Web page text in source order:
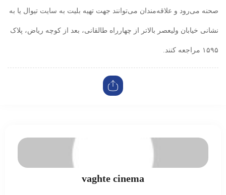
صحنه می‌رود و علاقه‌مندان می‌توانند جهت تهیه بلیت به سایت تیوال یا به
نشانی خیابان ولیعصر بالاتر از چهارراه طالقانی، بعد از کوچه ریاض، پلاک
۱۵۹۵ مراجعه کنند.
vaghte cinema